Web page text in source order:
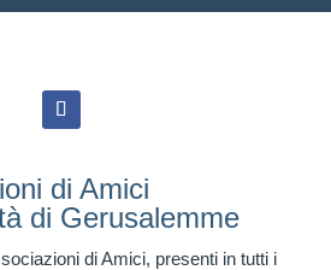
di Amici
di Gerusalemme
di Amici, presenti in tutti i